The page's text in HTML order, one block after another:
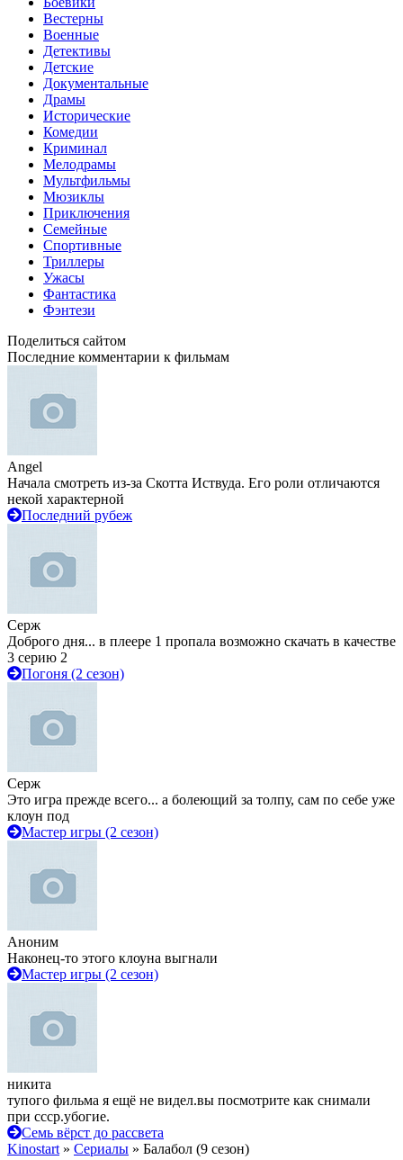
Вестерны
Военные
Детективы
Детские
Документальные
Драмы
Исторические
Комедии
Криминал
Мелодрамы
Мультфильмы
Мюзиклы
Приключения
Семейные
Спортивные
Триллеры
Ужасы
Фантастика
Фэнтези
Поделиться сайтом
Последние комментарии к фильмам
Angel
Начала смотреть из-за Скотта Иствуда. Его роли отличаются
некой характерной
Последний рубеж
Серж
Доброго дня... в плеере 1 пропала возможно скачать в качестве
3 серию 2
Погоня (2 сезон)
Серж
Это игра прежде всего... а болеющий за толпу, сам по себе уже
клоун под
Мастер игры (2 сезон)
Аноним
Наконец-то этого клоуна выгнали
Мастер игры (2 сезон)
никита
тупого фильма я ещё не видел.вы посмотрите как снимали
при ссср.убогие.
Семь вёрст до рассвета
Kinostart » Сериалы » Балабол (9 сезон)